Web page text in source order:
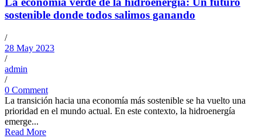
sostenible donde todos salimos ganando
/
28 May 2023
/
admin
/
0 Comment
La transición hacia una economía más sostenible se ha vuelto una
prioridad en el mundo actual. En este contexto, la hidroenergía
emerge...
Read More